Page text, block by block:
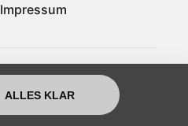
Impressum
ALLES KLAR